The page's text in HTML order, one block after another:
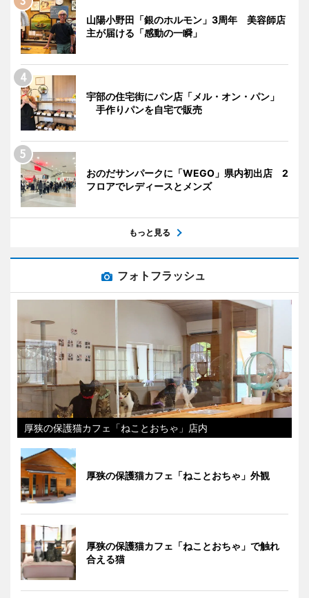
山陽小野田「銀のホルモン」3周年 美容師店
主が届ける「感動の一瞬」
宇部の住宅街にパン店「メル・オン・パン」
手作りパンを自宅で販売
おのだサンパークに「WEGO」県内初出店 2
フロアでレディースとメンズ
もっと見る
フォトフラッシュ
厚狭の保護猫カフェ「ねことおちゃ」店内
厚狭の保護猫カフェ「ねことおちゃ」外観
厚狭の保護猫カフェ「ねことおちゃ」で触れ
合える猫